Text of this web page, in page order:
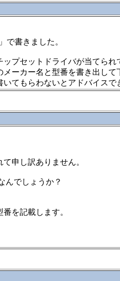
で書きました。
プセットドライバが当てられ
ーカー名と型番を書き出して
てもらわないとアドバイスで
申し訳ありません。
んでしょうか？
を記載します。